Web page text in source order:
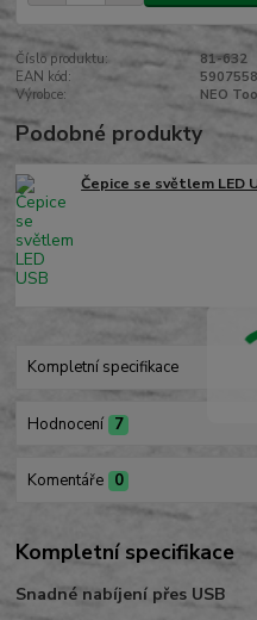
Číslo produktu:
81-632
EAN kód:
Výrobce:
NEO
Podobné produkty
Čepice se světlem LED
Kompletní specifikace
Hodnocení 7
Komentáře 0
Kompletní specifikace
Snadné nabíjení přes USB